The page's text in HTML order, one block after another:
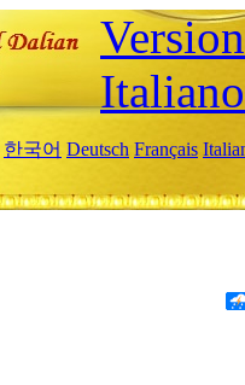
Italiano
한국어 Deutsch Français